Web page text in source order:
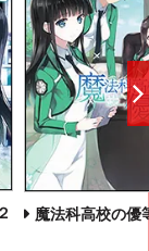
魔法科高校の優